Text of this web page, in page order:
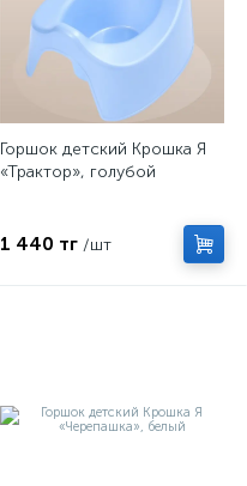
Горшок детский Крошка Я
«Трактор», голубой
1 440 тг /шт